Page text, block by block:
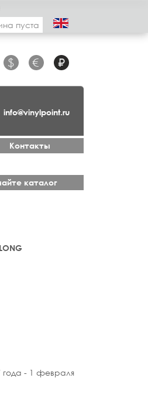
пуста
$ € ₽
info@vinylpoint.ru
Контакты
каталог
года - 1 февраля